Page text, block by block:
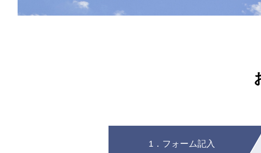
1．フォーム記入